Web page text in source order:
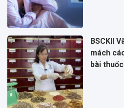
BSCKII
mách
bài